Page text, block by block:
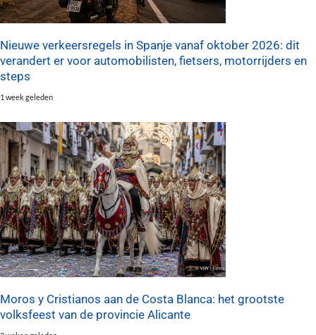
Nieuwe verkeersregels in Spanje vanaf oktober 2026: dit
verandert er voor automobilisten, fietsers, motorrijders en
steps
1 week geleden
Moros y Cristianos aan de Costa Blanca: het grootste
volksfeest van de provincie Alicante